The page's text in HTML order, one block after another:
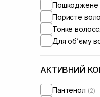
Пошкоджене
Пористе
Тонке
Для обʼєму
АКТИВНИЙ
Пантенол (2)